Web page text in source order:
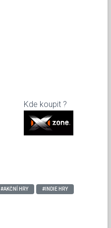
Kde koupit ?
#AKČNÍ HRY #INDIE HRY